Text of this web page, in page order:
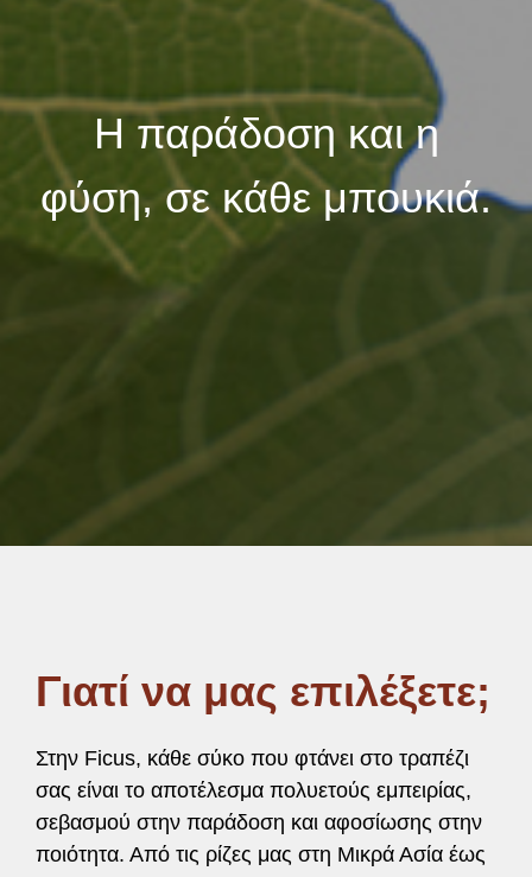
Η παράδοση και η
φύση, σε κάθε μπουκιά.
Γιατί να μας επιλέξετε;
Στην Ficus, κάθε σύκο που φτάνει στο τραπέζι
σας είναι το αποτέλεσμα πολυετούς εμπειρίας,
σεβασμού στην παράδοση και αφοσίωσης στην
ποιότητα. Από τις ρίζες μας στη Μικρά Ασία έως